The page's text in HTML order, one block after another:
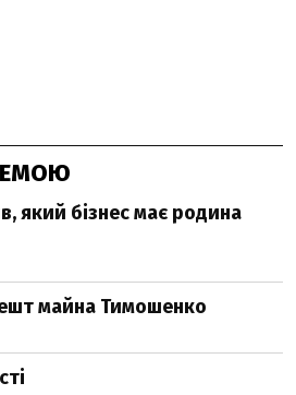
який бізнес має родина
майна Тимошенко